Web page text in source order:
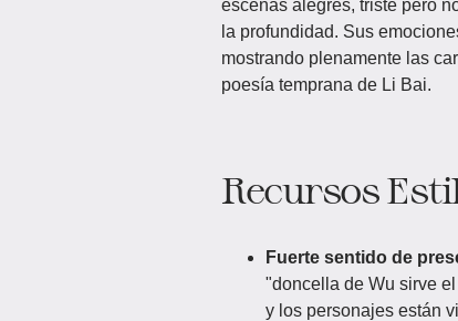
escenas alegres, triste pero
la profundidad. Sus
mostrando plenamente las
poesía temprana de Li Bai.
Recursos
Fuerte sentido de
"doncella de Wu sirve
y los personajes están